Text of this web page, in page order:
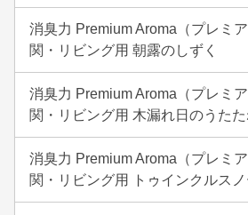
消臭力 Premium Aroma（プレミ
関・リビング用 朝露のしずく
消臭力 Premium Aroma（プレミ
関・リビング用 木漏れ日のうたた
消臭力 Premium Aroma（プレミ
関・リビング用 トゥインクルスノ